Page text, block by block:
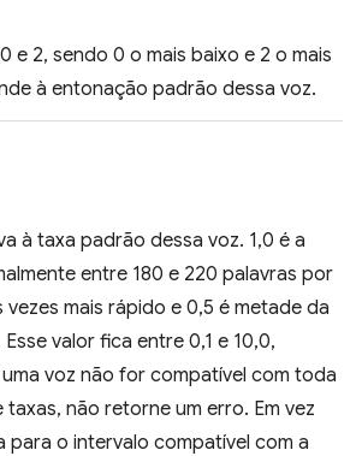
e 2, sendo 0 o mais baixo e 2 o mais
à entonação padrão dessa voz.
à taxa padrão dessa voz. 1,0 é a
entre 180 e 220 palavras por
vezes mais rápido e 0,5 é metade da
valor fica entre 0,1 e 10,0,
voz não for compatível com toda
não retorne um erro. Em vez
para o intervalo compatível com a